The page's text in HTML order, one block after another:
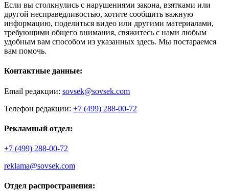
Если вы столкнулись с нарушениями закона, взятками или
другой несправедливостью, хотите сообщить важную
информацию, поделиться видео или другими материалами,
требующими общего внимания, свяжитесь с нами любым
удобным вам способом из указанных здесь. Мы постараемся
вам помочь.
Контактные данные:
Email редакции: sovsek@sovsek.com
Телефон редакции: +7 (499) 288-00-72
Рекламный отдел:
+7 (499) 288-00-72
reklama@sovsek.com
Отдел распространения: